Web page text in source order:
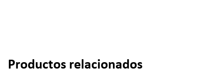
Omitir la galería de productos
Productos relacionados